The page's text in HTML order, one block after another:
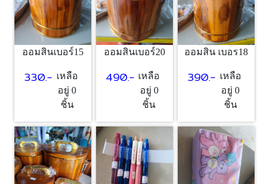
ออมสินเบอร์15
330.- เหลือ
อยู่ 0
ชิ้น
ออมสินเบอร์20
490.- เหลือ
อยู่ 0
ชิ้น
ออมสิน เบอร18
390.- เหลือ
อยู่ 0
ชิ้น